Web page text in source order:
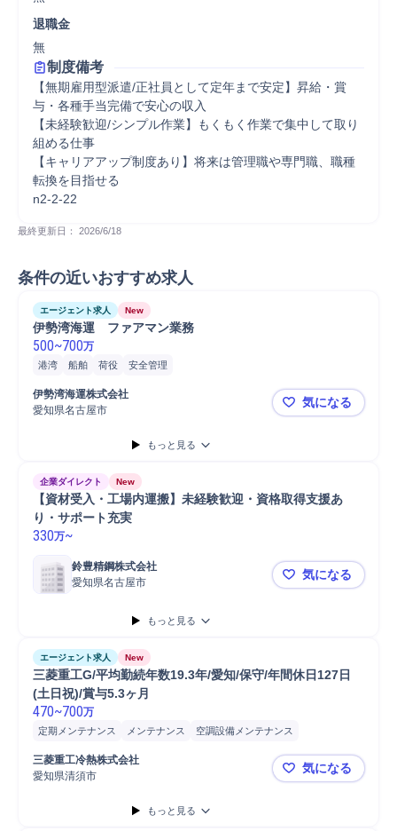
退職金
無
制度備考
【無期雇用型派遣/正社員として定年まで安定】昇給・賞
与・各種手当完備で安心の収入
【未経験歓迎/シンプル作業】もくもく作業で集中して取り
組める仕事
【キャリアアップ制度あり】将来は管理職や専門職、職種
転換を目指せる
n2-2-22
最終更新日： 2026/6/18
条件の近いおすすめ求人
エージェント求人 New
伊勢湾海運　ファアマン業務
500~700万
港湾 船舶 荷役 安全管理
伊勢湾海運株式会社
愛知県名古屋市
伊勢湾海運
気になる
もっと見る
企業ダイレクト New
【資材受入・工場内運搬】未経験歓迎・資格取得支援あ
り・サポート充実
330万~
鈴豊精鋼株式会社
愛知県名古屋市
【資材受入
気になる
もっと見る
エージェント求人 New
三菱重工G/平均勤続年数19.3年/愛知/保守/年間休日127日
(土日祝)/賞与5.3ヶ月
470~700万
定期メンテナンス メンテナンス
空調設備メンテナンス
産業機械メンテナンス
給排水衛生設備メンテナンス
冷蔵設備/冷凍設備メンテナンス
冷蔵設備/冷凍設備 産業機械
三菱重工冷熱株式会社
愛知県清須市
三菱重工G/
気になる
もっと見る